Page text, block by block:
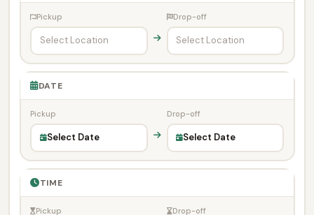
Pickup Drop-off
DATE
Pickup
Select Date
Drop-off
Select Date
TIME
Pickup Drop-off